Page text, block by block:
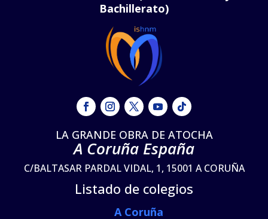
Bachillerato)
LA GRANDE OBRA DE ATOCHA
A Coruña España
C/BALTASAR PARDAL VIDAL, 1, 15001 A CORUÑA
Listado de colegios
A Coruña